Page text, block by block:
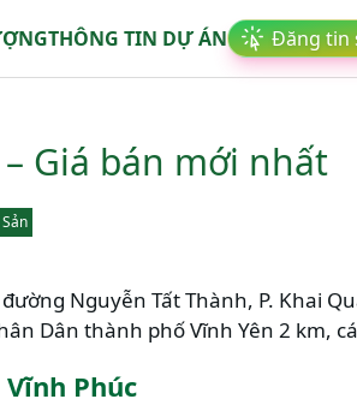
THÔNG TIN DỰ ÁN Đăng tin
Giá bán mới nhất
Nguyễn Tất Thành, P. Khai
Dân thành phố Vĩnh Yên 2 km,
Phúc